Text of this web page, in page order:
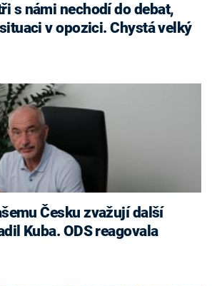
s námi nechodí do debat,
v opozici. Chystá velký
Kuba. ODS reagovala